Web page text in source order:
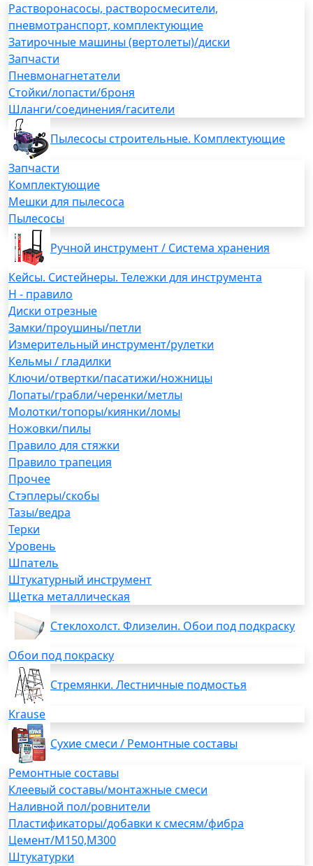
Растворонасосы, растворосмесители,
пневмотранспорт, комплектующие
Затирочные машины (вертолеты)/диски
Запчасти
Пневмонагнетатели
Стойки/лопасти/броня
Шланги/соединения/гасители
Пылесосы строительные. Комплектующие
Запчасти
Комплектующие
Мешки для пылесоса
Пылесосы
Ручной инструмент / Система хранения
Кейсы. Систейнеры. Тележки для инструмента
H - правило
Диски отрезные
Замки/проушины/петли
Измерительный инструмент/рулетки
Кельмы / гладилки
Ключи/отвертки/пасатижи/ножницы
Лопаты/грабли/черенки/метлы
Молотки/топоры/киянки/ломы
Ножовки/пилы
Правило для стяжки
Правило трапеция
Прочее
Стэплеры/скобы
Тазы/ведра
Терки
Уровень
Шпатель
Штукатурный инструмент
Щетка металлическая
Стеклохолст. Флизелин. Обои под подкраску
Обои под покраску
Стремянки. Лестничные подмостья
Krause
Сухие смеси / Ремонтные составы
Ремонтные составы
Клеевый составы/монтажные смеси
Наливной пол/ровнители
Пластификаторы/добавки к смесям/фибра
Цемент/М150,М300
Штукатурки